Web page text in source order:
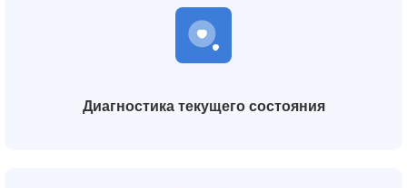
Диагностика текущего состояния